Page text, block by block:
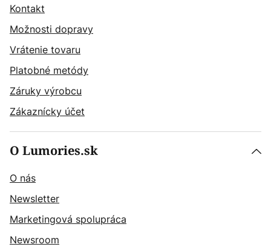
Kontakt
Možnosti dopravy
Vrátenie tovaru
Platobné metódy
Záruky výrobcu
Zákaznícky účet
O Lumories.sk
O nás
Newsletter
Marketingová spolupráca
Newsroom